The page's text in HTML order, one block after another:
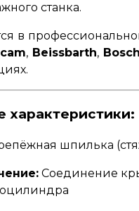
станка.
в
, Beissbarth, Bosch
характеристики:
шпилька
Соединение